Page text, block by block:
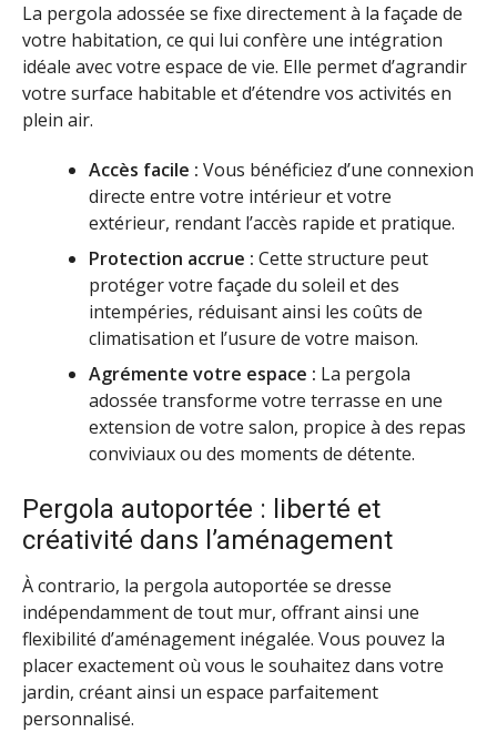
La pergola adossée se fixe directement à la façade de
votre habitation, ce qui lui confère une intégration
idéale avec votre espace de vie. Elle permet d’agrandir
votre surface habitable et d’étendre vos activités en
plein air.
Accès facile : Vous bénéficiez d’une connexion
directe entre votre intérieur et votre
extérieur, rendant l’accès rapide et pratique.
Protection accrue : Cette structure peut
protéger votre façade du soleil et des
intempéries, réduisant ainsi les coûts de
climatisation et l’usure de votre maison.
Agrémente votre espace : La pergola
adossée transforme votre terrasse en une
extension de votre salon, propice à des repas
conviviaux ou des moments de détente.
Pergola autoportée : liberté et
créativité dans l’aménagement
À contrario, la pergola autoportée se dresse
indépendamment de tout mur, offrant ainsi une
flexibilité d’aménagement inégalée. Vous pouvez la
placer exactement où vous le souhaitez dans votre
jardin, créant ainsi un espace parfaitement
personnalisé.